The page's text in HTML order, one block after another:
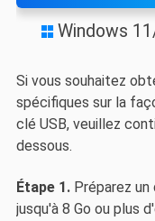
 Windows
Si vous souhaitez
spécifiques sur la
clé USB, veuillez
dessous.
Étape 1.Préparez un
jusqu'à 8 Go ou plus